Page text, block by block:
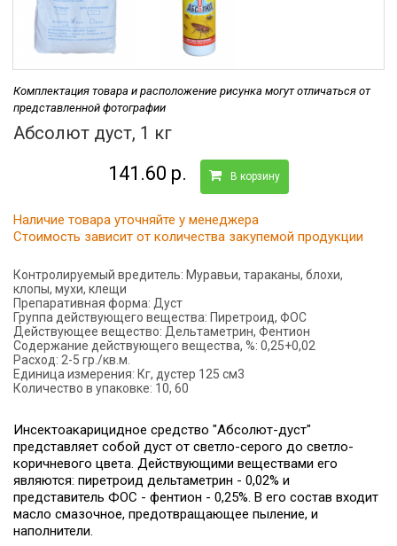
Комплектация товара и расположение рисунка могут отличаться от
представленной фотографии
Абсолют дуст, 1 кг
141.60 р. В корзину
Наличие товара уточняйте у менеджера
Стоимость зависит от количества закупемой продукции
Контролируемый вредитель: Муравьи, тараканы, блохи,
клопы, мухи, клещи
Препаративная форма: Дуст
Группа действующего вещества: Пиретроид, ФОС
Действующее вещество: Дельтаметрин, Фентион
Содержание действующего вещества, %: 0,25+0,02
Расход: 2-5 гр./кв.м.
Единица измерения: Кг, дустер 125 см3
Количество в упаковке: 10, 60
Инсектоакарицидное средство "Абсолют-дуст"
представляет собой дуст от светло-серого до светло-
коричневого цвета. Действующими веществами его
являются: пиретроид дельтаметрин - 0,02% и
представитель ФОС - фентион - 0,25%. В его состав входит
масло смазочное, предотвращающее пыление, и
наполнители.